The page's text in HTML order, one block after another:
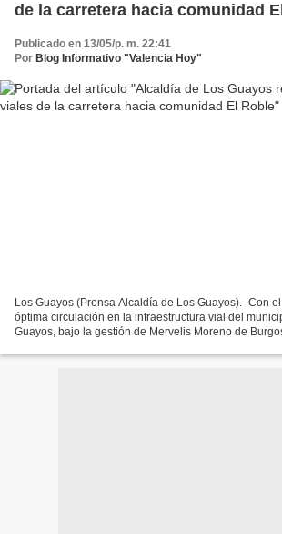
de la carretera hacia comunidad
Publicado en 13/05/p. m. 22:41
Por Blog Informativo "Valencia Hoy"
Los Guayos (Prensa Alcaldía de Los Guayos).- Con
óptima circulación en la infraestructura vial del
Guayos, bajo la gestión de Mervelis Moreno de